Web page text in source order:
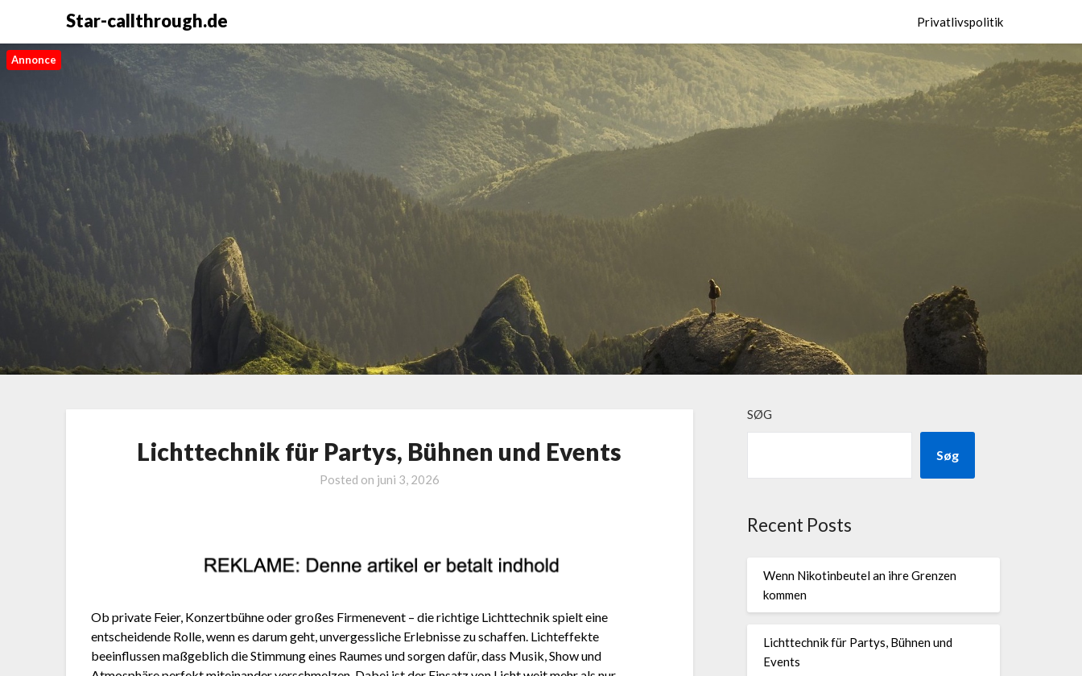
Star-callthrough.de Privatlivspolitik
Annonce
Lichttechnik für Partys, Bühnen und Events
Posted on juni 3, 2026
Ob private Feier, Konzertbühne oder großes Firmenevent – die richtige Lichttechnik spielt eine
entscheidende Rolle, wenn es darum geht, unvergessliche Erlebnisse zu schaffen. Lichteffekte
beeinflussen maßgeblich die Stimmung eines Raumes und sorgen dafür, dass Musik, Show und
SØG
Søg
Recent Posts
Wenn Nikotinbeutel an ihre Grenzen
kommen
Lichttechnik für Partys, Bühnen und
Events